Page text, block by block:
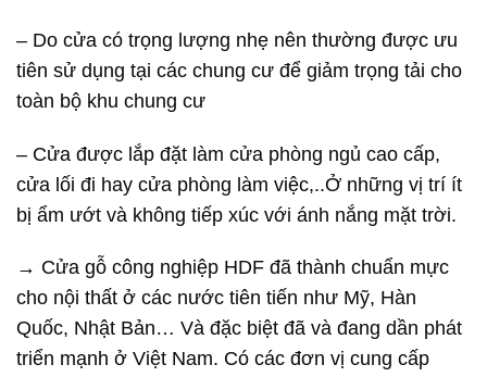
– Do cửa có trọng lượng nhẹ nên thường được ưu
tiên sử dụng tại các chung cư để giảm trọng tải cho
toàn bộ khu chung cư
– Cửa được lắp đặt làm cửa phòng ngủ cao cấp,
cửa lối đi hay cửa phòng làm việc,..Ở những vị trí ít
bị ẩm ướt và không tiếp xúc với ánh nắng mặt trời.
→ Cửa gỗ công nghiệp HDF đã thành chuẩn mực
cho nội thất ở các nước tiên tiến như Mỹ, Hàn
Quốc, Nhật Bản… Và đặc biệt đã và đang dần phát
triển mạnh ở Việt Nam. Có các đơn vị cung cấp